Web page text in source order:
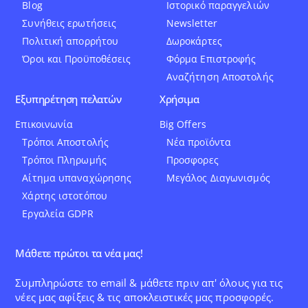
Blog
Συνήθεις ερωτήσεις
Πολιτική απορρήτου
Όροι και Προϋποθέσεις
Ιστορικό παραγγελιών
Newsletter
Δωροκάρτες
Φόρμα Επιστροφής
Αναζήτηση Αποστολής
Εξυπηρέτηση πελατών
Επικοινωνία
Τρόποι Αποστολής
Τρόποι Πληρωμής
Αίτημα υπαναχώρησης
Χάρτης ιστοτόπου
Εργαλεία GDPR
Χρήσιμα
Big Offers
Νέα προϊόντα
Προσφορες
Μεγάλος Διαγωνισμός
Μάθετε πρώτοι τα νέα μας!
Συμπληρώστε το email & μάθετε πριν απ' όλους για τις
νέες μας αφίξεις & τις αποκλειστικές μας προσφορές.